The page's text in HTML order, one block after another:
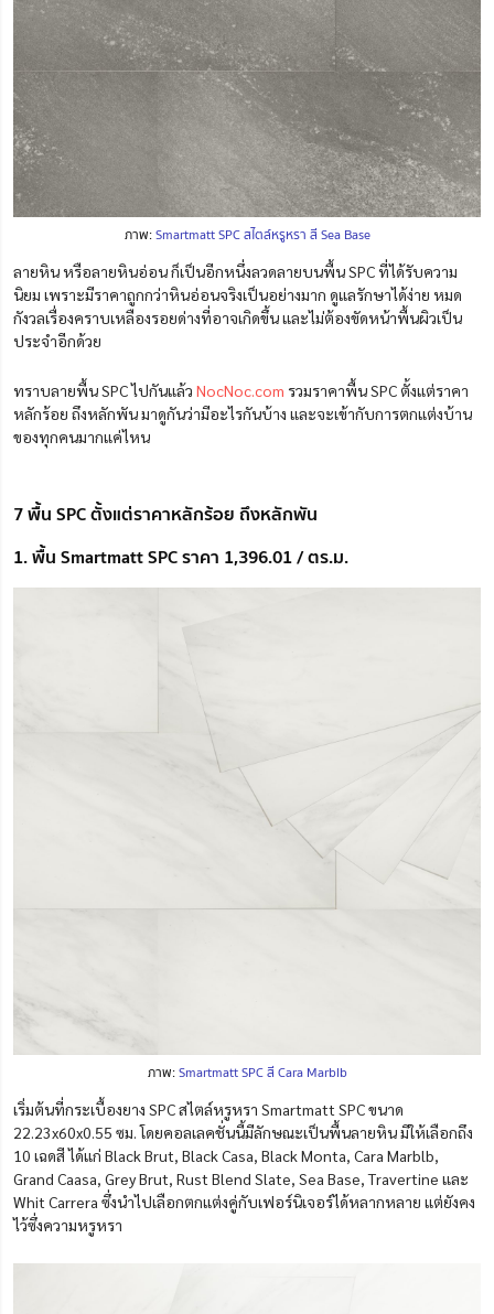
ภาพ:Smartmatt SPC สไตล์หรูหรา สี Sea Base
ลายหิน หรือลายหินอ่อน ก็เป็นอีกหนึ่งลวดลายบนพื้น SPC ที่ได้รับความ
นิยม เพราะมีราคาถูกกว่าหินอ่อนจริงเป็นอย่างมาก ดูแลรักษาได้ง่าย หมด
กังวลเรื่องคราบเหลืองรอยด่างที่อาจเกิดขึ้น และไม่ต้องขัดหน้าพื้นผิวเป็น
ประจำอีกด้วย
ทราบลายพื้น SPC ไปกันแล้ว NocNoc.com รวมราคาพื้น SPC ตั้งแต่ราคา
หลักร้อย ถึงหลักพัน มาดูกันว่ามีอะไรกันบ้าง และจะเข้ากับการตกแต่งบ้าน
ของทุกคนมากแค่ไหน
7 พื้น SPC ตั้งแต่ราคาหลักร้อย ถึงหลักพัน
1. พื้น Smartmatt SPC ราคา 1,396.01 / ตร.ม.
ภาพ:Smartmatt SPC สี Cara Marblb
เริ่มต้นที่กระเบื้องยาง SPC สไตล์หรูหรา Smartmatt SPC ขนาด
22.23x60x0.55 ซม. โดยคอลเลคชั่นนี้มีลักษณะเป็นพื้นลายหิน มีให้เลือกถึง
10 เฉดสี ได้แก่ Black Brut, Black Casa, Black Monta, Cara Marblb,
Grand Caasa, Grey Brut, Rust Blend Slate, Sea Base, Travertine และ
Whit Carrera ซึ่งนำไปเลือกตกแต่งคู่กับเฟอร์นิเจอร์ได้หลากหลาย แต่ยังคง
ไว้ซึ่งความหรูหรา